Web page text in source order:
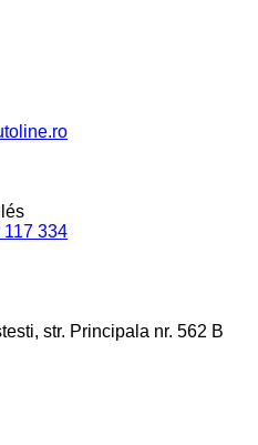
117 334
str. Principala nr. 562 B